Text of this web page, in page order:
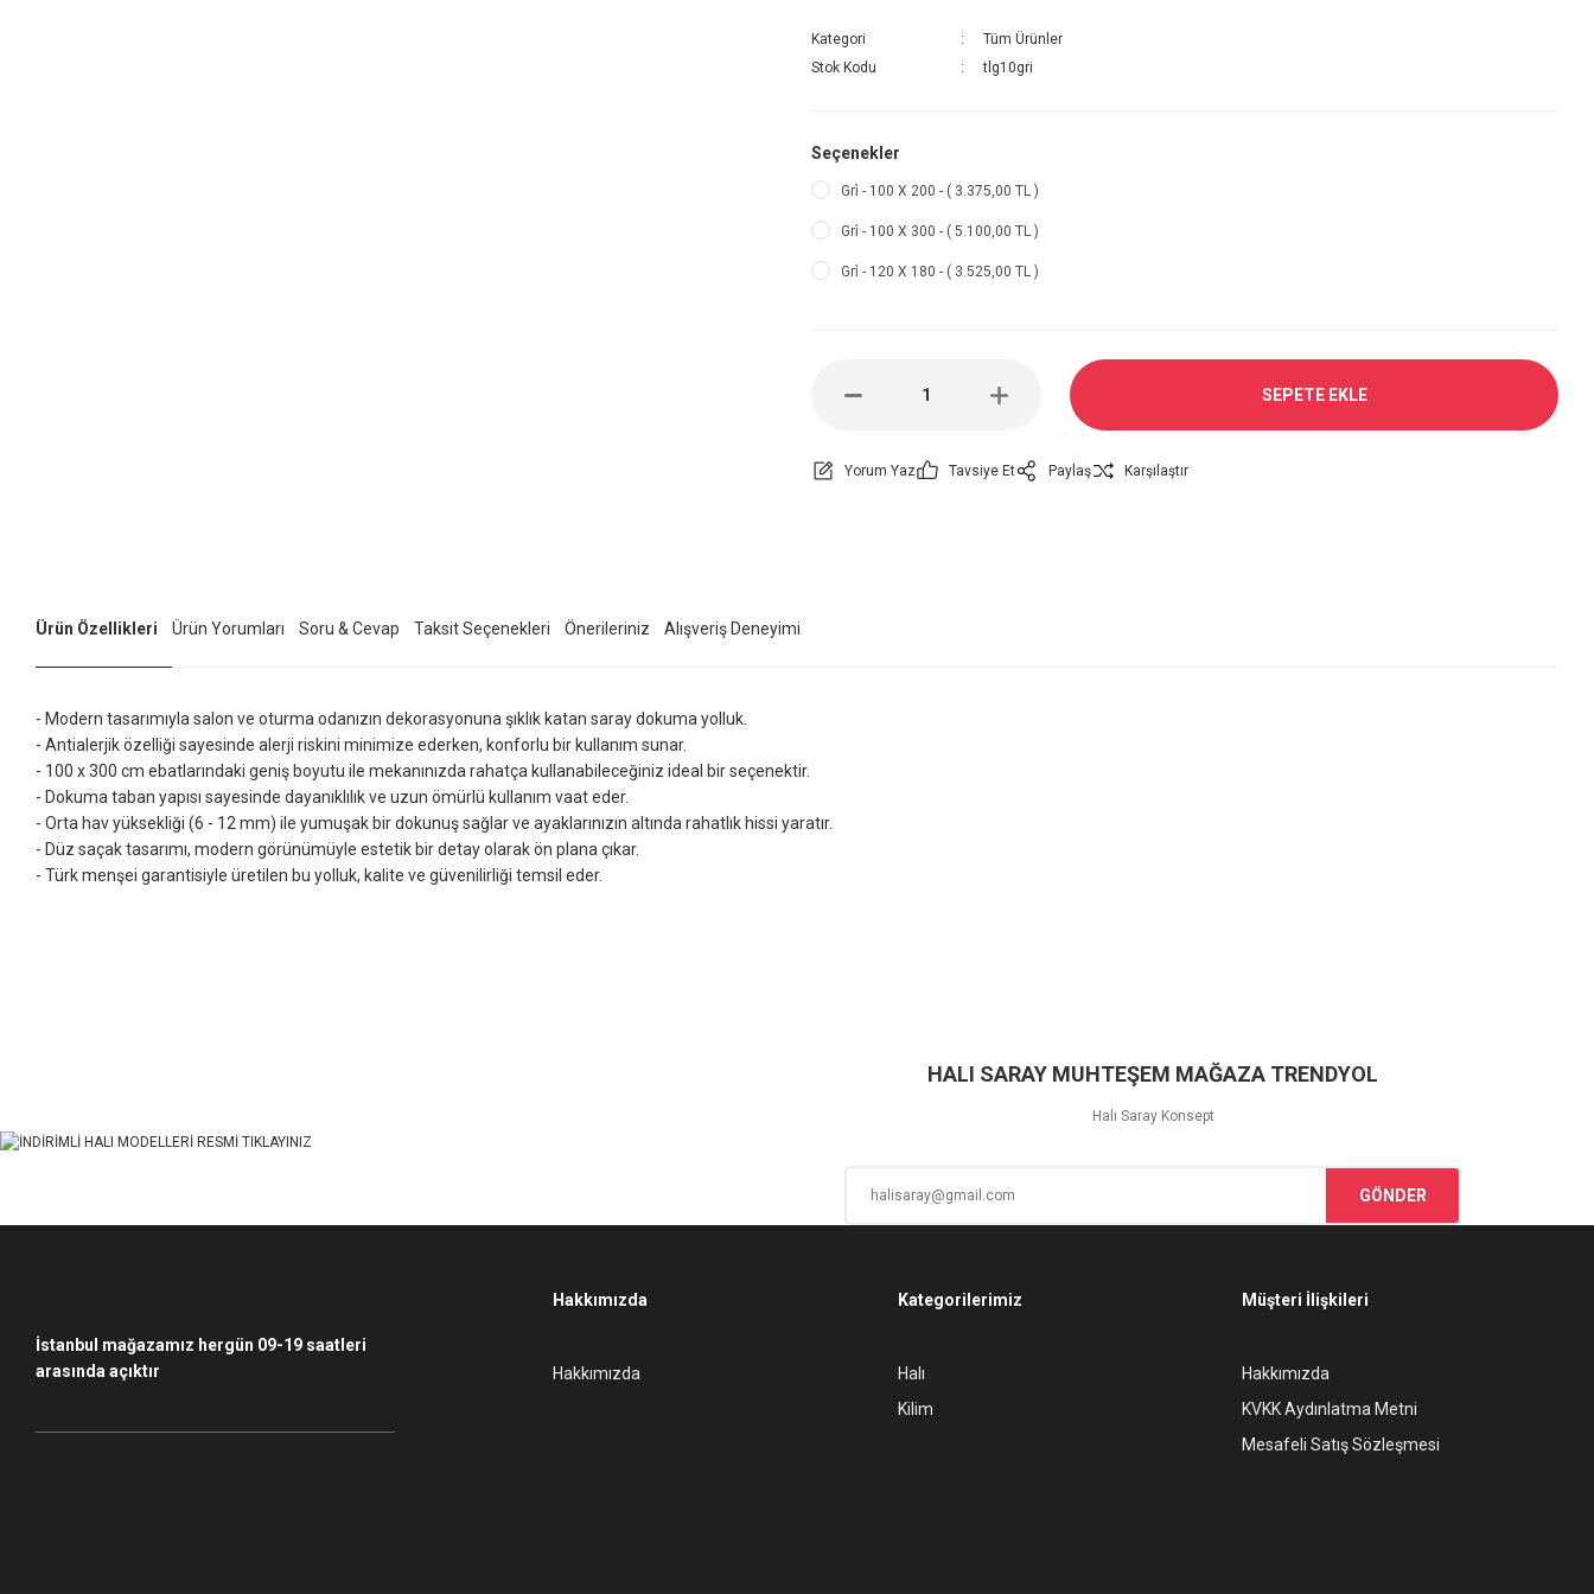
Kategori
Tüm Ürünler
Stok Kodu
tlg10gri
Seçenekler
Gri̇ - 100 X 200 - ( 3.375,00 TL )
Gri̇ - 100 X 300 - ( 5.100,00 TL )
Gri̇ - 120 X 180 - ( 3.525,00 TL )
SEPETE EKLE
Yorum Yaz Tavsiye Et Paylaş Karşılaştır
Ürün Özellikleri Ürün Yorumları Soru & Cevap Taksit Seçenekleri Önerileriniz Alışveriş Deneyimi
- Modern tasarımıyla salon ve oturma odanızın dekorasyonuna şıklık katan saray dokuma yolluk.
- Antialerjik özelliği sayesinde alerji riskini minimize ederken, konforlu bir kullanım sunar.
- 100 x 300 cm ebatlarındaki geniş boyutu ile mekanınızda rahatça kullanabileceğiniz ideal bir seçenektir.
- Dokuma taban yapısı sayesinde dayanıklılık ve uzun ömürlü kullanım vaat eder.
- Orta hav yüksekliği (6 - 12 mm) ile yumuşak bir dokunuş sağlar ve ayaklarınızın altında rahatlık hissi yaratır.
- Düz saçak tasarımı, modern görünümüyle estetik bir detay olarak ön plana çıkar.
- Türk menşei garantisiyle üretilen bu yolluk, kalite ve güvenilirliği temsil eder.
Ürün fiyatı diğer sitelerden daha pahalı.
HALI SARAY MUHTEŞEM MAĞAZA TRENDYOL
Halı Saray Konsept
GÖNDER
İstanbul mağazamız hergün 09-19 saatleri
arasında açıktır
Hakkımızda
Hakkımızda
Kategorilerimiz
Halı
Kilim
Müşteri İlişkileri
Hakkımızda
KVKK Aydınlatma Metni
Mesafeli Satış Sözleşmesi